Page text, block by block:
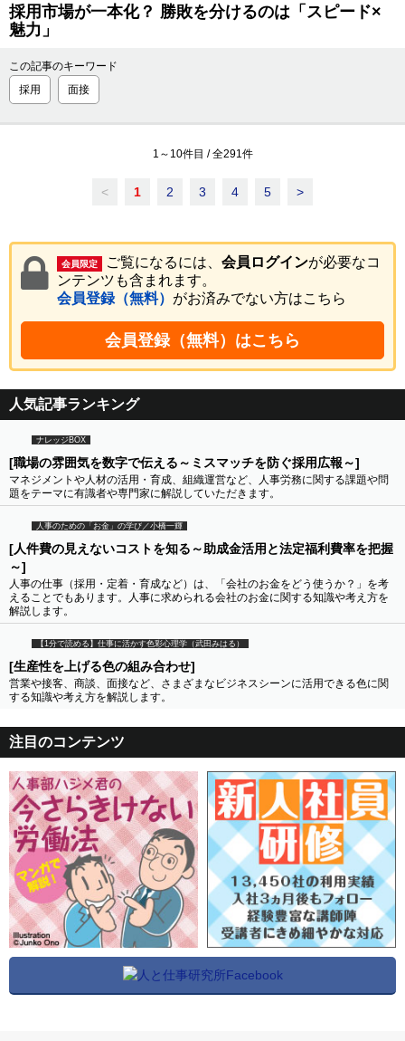
採用市場が一本化？ 勝敗を分けるのは「スピード×
魅力」
この記事のキーワード
採用
面接
1 ～ 10件目 / 全291件
< 1 2 3 4 5 >
会員限定 ご覧になるには、 会員ログインが必要なコ
ンテンツも含まれます。
会員登録（無料） がお済みでない方はこちら
会員登録（無料）はこちら
人気記事ランキング
ナレッジBOX
[職場の雰囲気を数字で伝える～ミスマッチを防ぐ採用広報～]
マネジメントや人材の活用・育成、組織運営など、人事労務に関する課題や問
題をテーマに有識者や専門家に解説していただきます。
人事のための「お金」の学び／小橋一輝
[人件費の見えないコストを知る～助成金活用と法定福利費率を把握
～]
人事の仕事（採用・定着・育成など）は、「会社のお金をどう使うか？」を考
えることでもあります。人事に求められる会社のお金に関する知識や考え方を
解説します。
【1分で読める】仕事に活かす色彩心理学（武田みはる）
[生産性を上げる色の組み合わせ]
営業や接客、商談、面接など、さまざまなビジネスシーンに活用できる色に関
する知識や考え方を解説します。
注目のコンテンツ